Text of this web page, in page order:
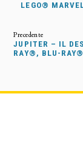
LEGO®
JUPITER – IL
RAY®, BLU-